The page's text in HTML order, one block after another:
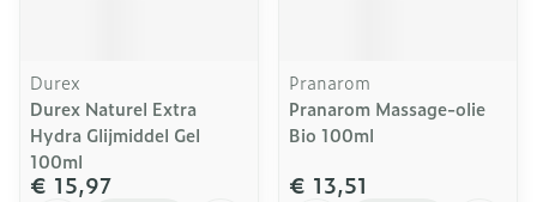
Durex
Durex Naturel Extra
Hydra Glijmiddel Gel
100ml
€ 15,97
Pranarom
Pranarom Massage-olie
Bio 100ml
€ 13,51